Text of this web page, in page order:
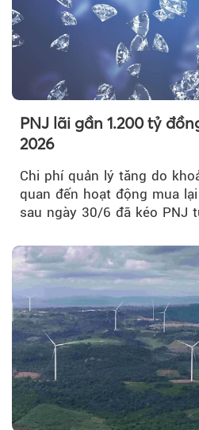
PNJ lãi gần 1.200 tỷ
2026
Chi phí quản lý tăng do
quan đến hoạt động mua
sau ngày 30/6 đã kéo PNJ